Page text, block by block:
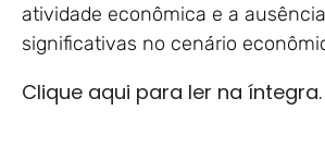
atividade econômica e a
significativas no cenário
Clique aqui para ler na íntegra.